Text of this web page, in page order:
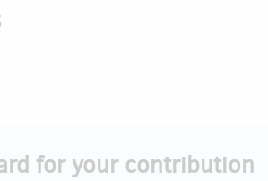
for your contribution